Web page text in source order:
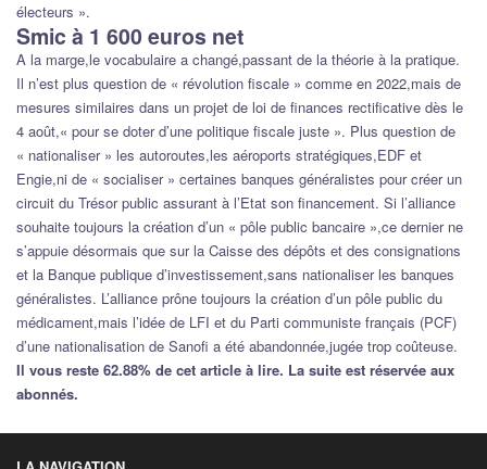
électeurs ».
Smic à 1 600 euros net
A la marge,le vocabulaire a changé,passant de la théorie à la pratique.
Il n’est plus question de « révolution fiscale » comme en 2022,mais de
mesures similaires dans un projet de loi de finances rectificative dès le
4 août,« pour se doter d’une politique fiscale juste ». Plus question de
« nationaliser » les autoroutes,les aéroports stratégiques,EDF et
Engie,ni de « socialiser » certaines banques généralistes pour créer un
circuit du Trésor public assurant à l’Etat son financement. Si l’alliance
souhaite toujours la création d’un « pôle public bancaire »,ce dernier ne
s’appuie désormais que sur la Caisse des dépôts et des consignations
et la Banque publique d’investissement,sans nationaliser les banques
généralistes. L’alliance prône toujours la création d’un pôle public du
médicament,mais l’idée de LFI et du Parti communiste français (PCF)
d’une nationalisation de Sanofi a été abandonnée,jugée trop coûteuse.
Il vous reste 62.88% de cet article à lire. La suite est réservée aux
abonnés.